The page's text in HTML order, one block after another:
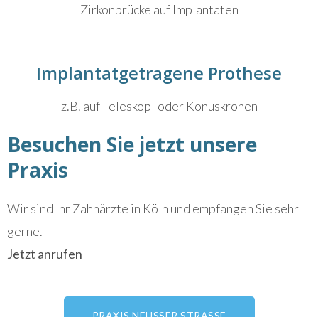
Zirkonbrücke auf Implantaten
Implantatgetragene Prothese
z.B. auf Teleskop- oder Konuskronen
Besuchen Sie jetzt unsere
Praxis
Wir sind Ihr Zahnärzte in Köln und empfangen Sie sehr
gerne.
Jetzt anrufen